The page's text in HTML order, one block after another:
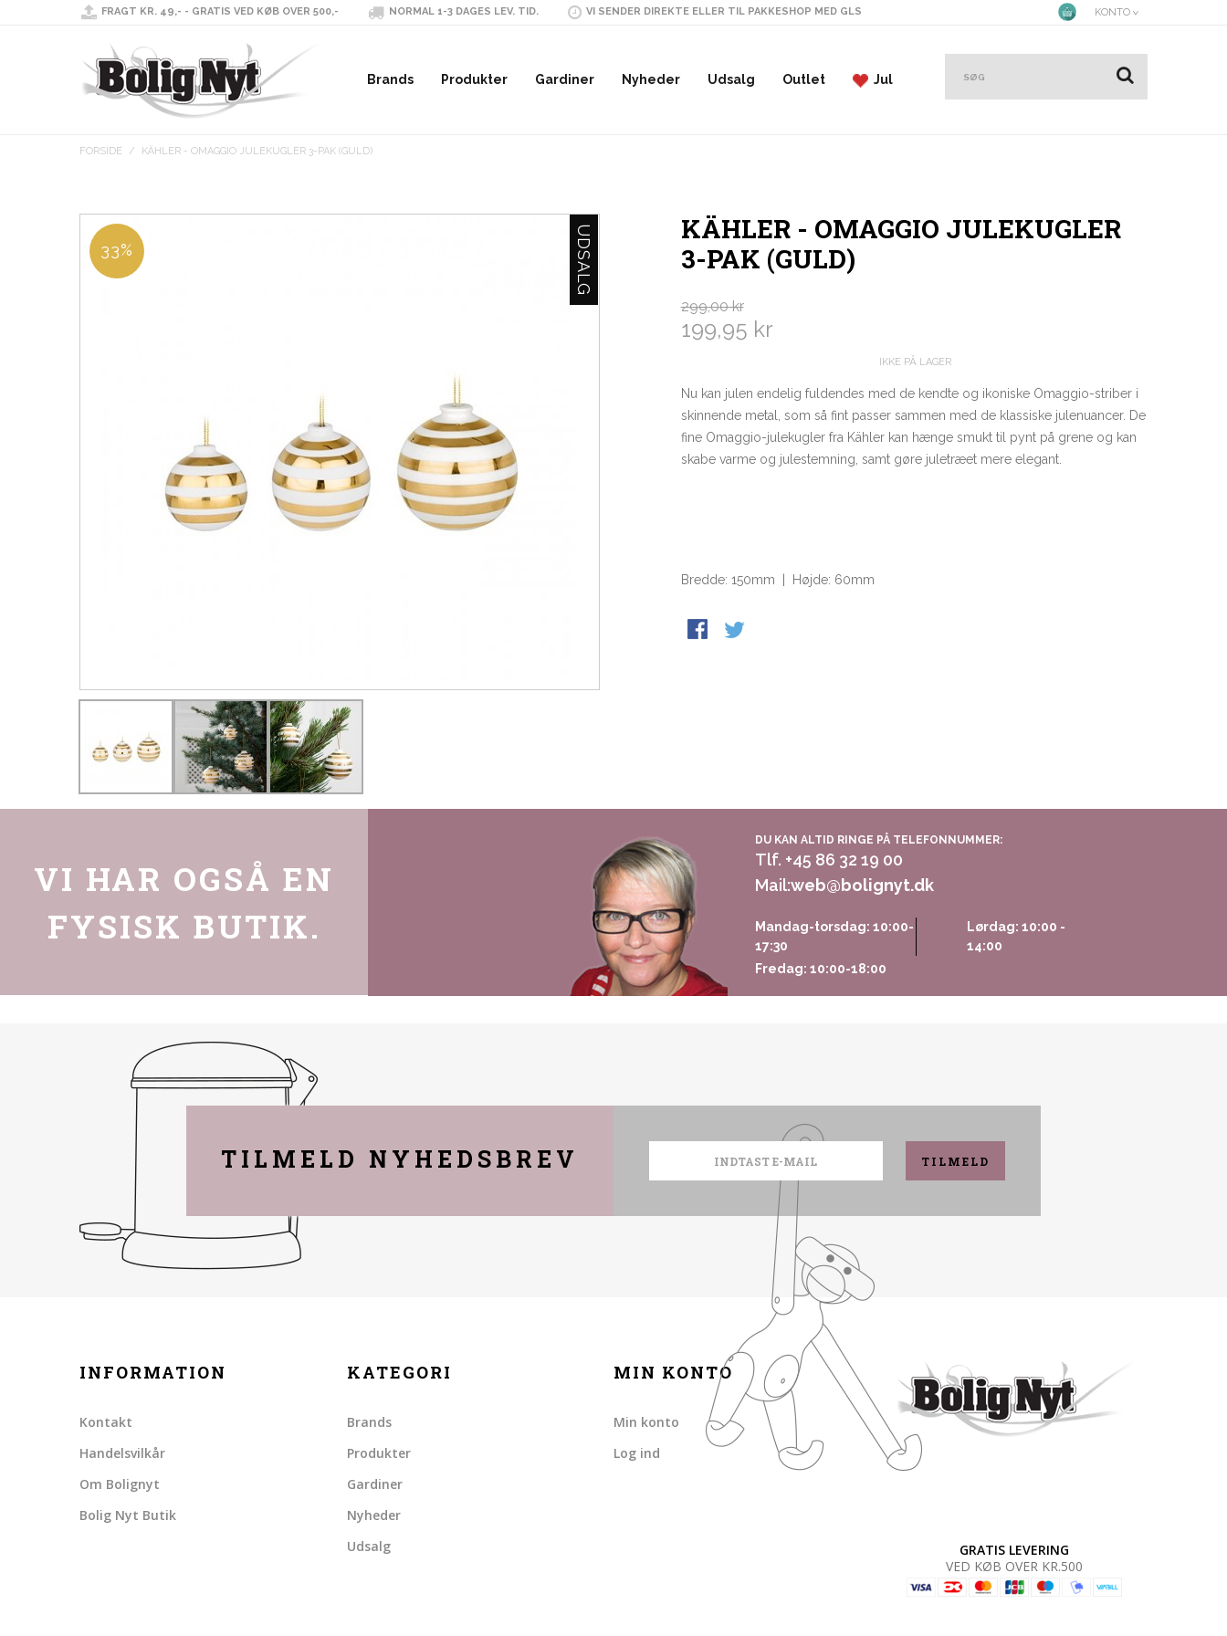
FRAGT KR. 49,- - GRATIS VED KØB OVER 500,- NORMAL 1-3 DAGES LEV. TID. VI SENDER DIREKTE ELLER TIL PAKKESHOP MED GLS KONTO
Brands Produkter Gardiner Nyheder Udsalg Outlet Jul
FORSIDE / KÄHLER - OMAGGIO JULEKUGLER 3-PAK (GULD)
UDSALG
33%
KÄHLER - OMAGGIO JULEKUGLER
3-PAK (GULD)
299,00 kr
199,95 kr
IKKE PÅ LAGER
Nu kan julen endelig fuldendes med de kendte og ikoniske Omaggio-striber i
skinnende metal, som så fint passer sammen med de klassiske julenuancer. De
fine Omaggio-julekugler fra Kähler kan hænge smukt til pynt på grene og kan
skabe varme og julestemning, samt gøre juletræet mere elegant.
Bredde: 150mm | Højde: 60mm
VI HAR OGSÅ EN
FYSISK BUTIK.
DU KAN ALTID RINGE PÅ TELEFONNUMMER:
Tlf. +45 86 32 19 00
Mail:web@bolignyt.dk
Mandag-torsdag: 10:00-
17:30
Fredag: 10:00-18:00
Lørdag: 10:00 -
14:00
TILMELD NYHEDSBREV TILMELD
INFORMATION
Kontakt
Handelsvilkår
Om Bolignyt
Bolig Nyt Butik
KATEGORI
Brands
Produkter
Gardiner
Nyheder
Udsalg
MIN KONTO
Min konto
Log ind
GRATIS LEVERING
VED KØB OVER KR.500